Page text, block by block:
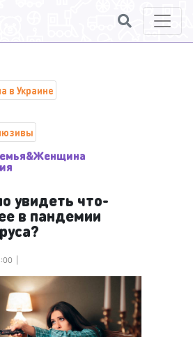
в Украине
увидеть что-
в пандемии